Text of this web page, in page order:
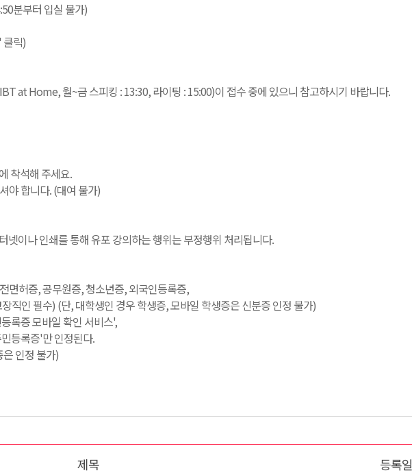
분부터 입실 불가)
릭)
at Home, 월~금 스피킹 : 13:30, 라이팅 : 15:00)이 접수 중에 있으니 참고하시기 바랍니다.
착석해 주세요.
야 합니다. (대여 불가)
이나 인쇄를 통해 유포 강의하는 행위는 부정행위 처리됩니다.
면허증, 공무원증, 청소년증, 외국인등록증,
직인 필수) (단, 대학생인 경우 학생증, 모바일 학생증은 신분증 인정 불가)
록증 모바일 확인 서비스',
등록증'만 인정된다.
인정 불가)
제목 등록일